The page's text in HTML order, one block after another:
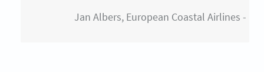
- Jan Albers, European Coastal Airlines